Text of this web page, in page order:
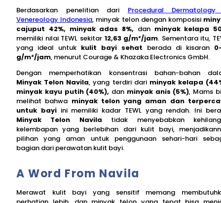
Berdasarkan penelitian dari Procedural
Venereology Indonesia, minyak telon dengan komposisi
cajuput 42%, minyak adas 8%, dan minyak kelapa
memiliki nilai TEWL sekitar 12,63 g/m²/jam. Sementara itu,
yang ideal untuk kulit bayi sehat berada di kisaran
g/m²/jam, menurut Courage & Khazaka Electronics GmbH.
Dengan memperhatikan konsentrasi bahan-bahan
Minyak Telon Navila, yang terdiri dari minyak kelapa
minyak kayu putih (40%), dan minyak anis (5%), Mams
melihat bahwa minyak telon yang aman dan
untuk bayiini memiliki kadar TEWL yang rendah. Ini
Minyak Telon Navila tidak menyebabkan
kelembapan yang berlebihan dari kulit bayi,
pilihan yang aman untuk penggunaan sehari-hari
bagian dari perawatan kulit bayi.
A Word From Navila
Merawat kulit bayi yang sensitif memang